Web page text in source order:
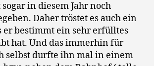
in diesem Jahr noch
Daher tröstet es auch ein
er bestimmt ein sehr erfülltes
hat. Und das immerhin für
selbst durfte ihn mal in einem